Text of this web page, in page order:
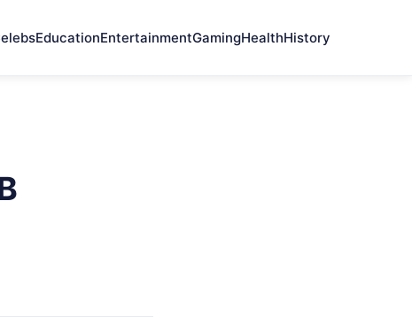
EducationEntertainmentGamingHealthHistory